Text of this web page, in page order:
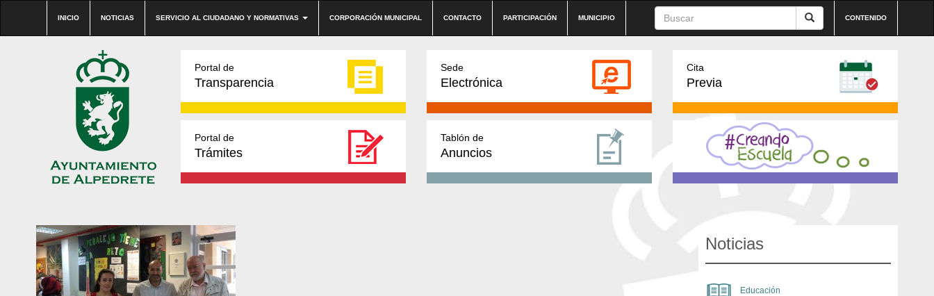
INICIO NOTICIAS SERVICIO AL CIUDADANO Y NORMATIVAS CORPORACIÓN MUNICIPAL CONTACTO PARTICIPACIÓN MUNICIPIO CONTENIDO
Portal de
Transparencia
Sede
Electrónica
Cita
Previa
Portal de
Trámites
Tablón de
Anuncios
Noticias
Educación